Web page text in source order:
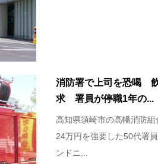
消防署で上司を恐喝
求 署員が停職1年の...
高知県須崎市の高幡消防
24万円を強要した50代署
ンドニ...